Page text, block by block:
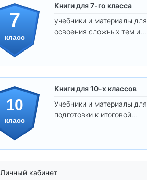
7
класс
Книги для 7-го класса
учебники и материалы для
освоения сложных тем и
10
класс
Книги для 10-х классов
Учебники и материалы для
подготовки к итоговой
Личный кабинет